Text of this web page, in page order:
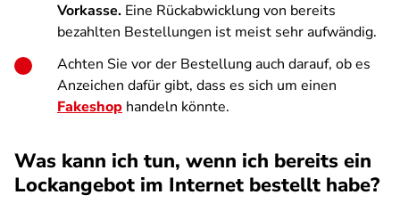
Vorkasse. Eine Rückabwicklung von bereits
bezahlten Bestellungen ist meist sehr aufwändig.
Achten Sie vor der Bestellung auch darauf, ob es
Anzeichen dafür gibt, dass es sich um einen
Fakeshop handeln könnte.
Was kann ich tun, wenn ich bereits ein
Lockangebot im Internet bestellt habe?